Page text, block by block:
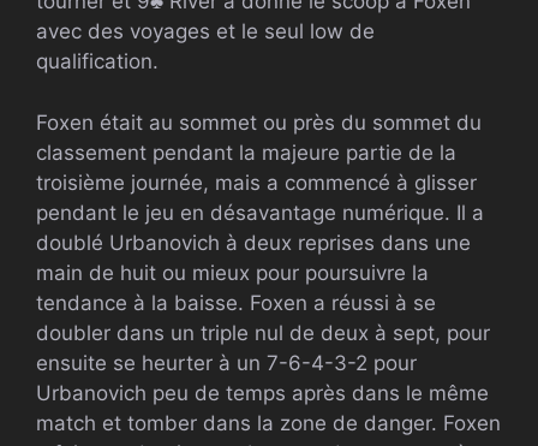
avec des voyages et le seul low de
qualification.
Foxen était au sommet ou près du sommet du
classement pendant la majeure partie de la
troisième journée, mais a commencé à glisser
pendant le jeu en désavantage numérique. Il a
doublé Urbanovich à deux reprises dans une
main de huit ou mieux pour poursuivre la
tendance à la baisse. Foxen a réussi à se
doubler dans un triple nul de deux à sept, pour
ensuite se heurter à un 7-6-4-3-2 pour
Urbanovich peu de temps après dans le même
match et tomber dans la zone de danger. Foxen